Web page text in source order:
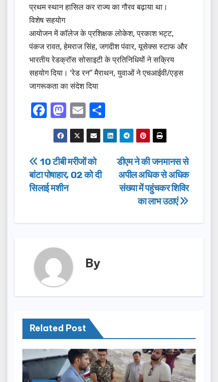
प्रथम स्थान हासिल कर राज्य का गौरव बढ़ाया था।
विशेष सहयोग
आयोजन में कॉलेज के प्रशिक्षक लोकेश, प्रकाश भट्ट,
पंकज रावत, हेमराज सिंह, जगदीश पंवार, यूसेक्स स्टाफ और
भारतीय रेडक्रॉस सोसाइटी के प्रतिनिधियों ने सक्रिय
सहयोग दिया। ‘रेड रन’’ मैराथन, युवाओं ने एचआईवी/एड्स
जागरूकता का संदेश दिया
F
a
c
e
b
o
k
M
a
st
o
d
o
E
m
ail
h
ar
Post
navigation
डीएम ने की जनमानस से
अपील अधिक से अधिक
संख्या में पहुंचकर शिविर
का लाभ उठाएं
10 टीबी मरीजों को
बांटा पोषाहार, 02 को दी
सिलाई मशीन
By
Related Post